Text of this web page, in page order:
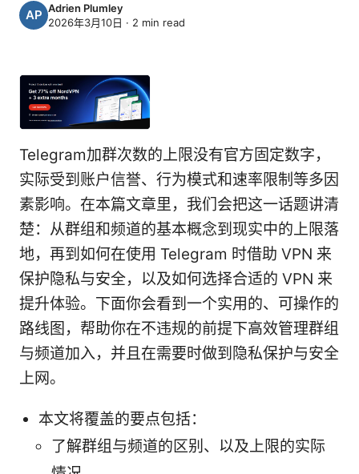
Adrien Plumley
2026年3月10日 · 2 min read
Telegram加群次数的上限没有官方固定数字，
实际受到账户信誉、行为模式和速率限制等多因
素影响。在本篇文章里，我们会把这一话题讲清
楚：从群组和频道的基本概念到现实中的上限落
地，再到如何在使用 Telegram 时借助 VPN 来
保护隐私与安全，以及如何选择合适的 VPN 来
提升体验。下面你会看到一个实用的、可操作的
路线图，帮助你在不违规的前提下高效管理群组
与频道加入，并且在需要时做到隐私保护与安全
上网。
本文将覆盖的要点包括：
了解群组与频道的区别、以及上限的实际